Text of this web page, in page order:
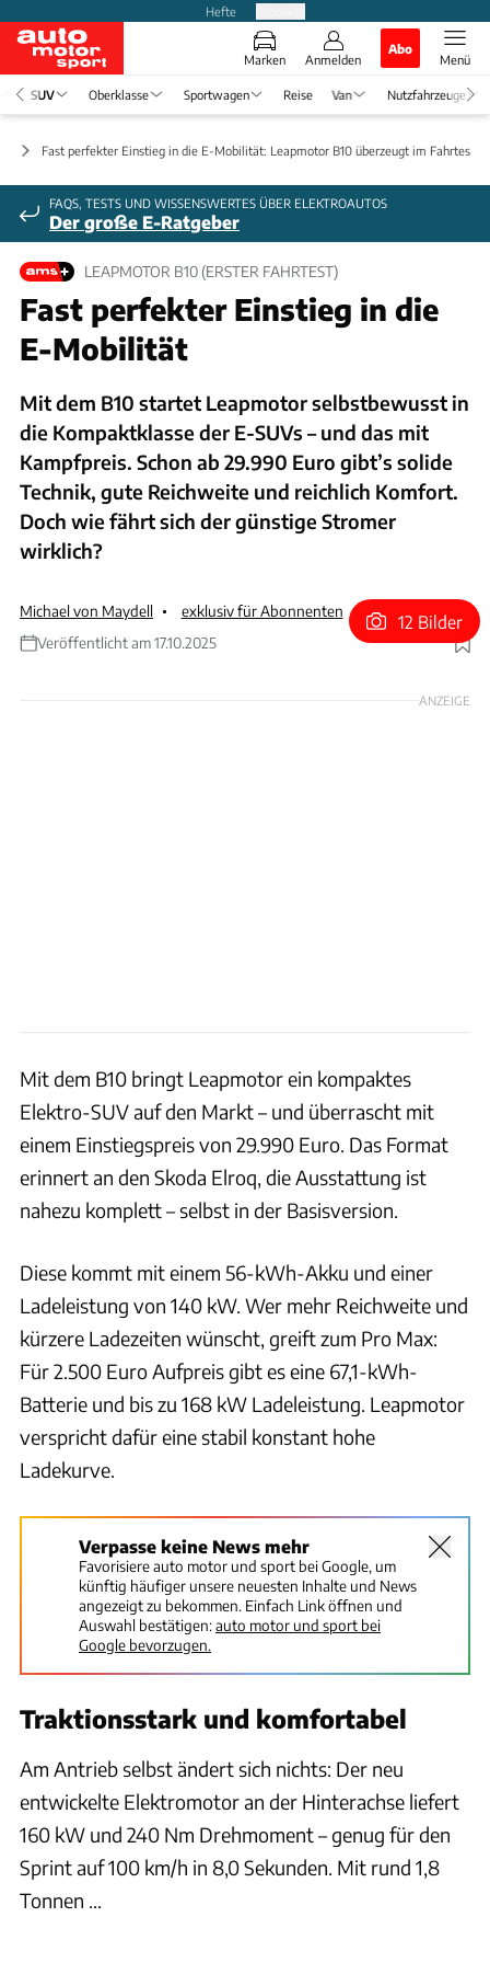
Hefte
Marken Anmelden
Abo
Menü
SUV Oberklasse Sportwagen Reise Van Nutzfahrzeuge
Fast perfekter Einstieg in die E-Mobilität: Leapmotor B10 überzeugt im Fahrtest
FAQS, TESTS UND WISSENSWERTES ÜBER ELEKTROAUTOS
Der große E-Ratgeber
LEAPMOTOR B10 (ERSTER FAHRTEST)
Fast perfekter Einstieg in die
E-Mobilität
Mit dem B10 startet Leapmotor selbstbewusst in
die Kompaktklasse der E-SUVs – und das mit
Kampfpreis. Schon ab 29.990 Euro gibt’s solide
Technik, gute Reichweite und reichlich Komfort.
Doch wie fährt sich der günstige Stromer
wirklich?
Michael von Maydell
exklusiv für Abonnenten
Veröffentlicht am 17.10.2025
Foto: Leapmotor
12 Bilder
ANZEIGE
Mit dem B10 bringt Leapmotor ein kompaktes
Elektro-SUV auf den Markt – und überrascht mit
einem Einstiegspreis von 29.990 Euro. Das Format
erinnert an den Skoda Elroq, die Ausstattung ist
nahezu komplett – selbst in der Basisversion.
Diese kommt mit einem 56-kWh-Akku und einer
Ladeleistung von 140 kW. Wer mehr Reichweite und
kürzere Ladezeiten wünscht, greift zum Pro Max:
Für 2.500 Euro Aufpreis gibt es eine 67,1-kWh-
Batterie und bis zu 168 kW Ladeleistung. Leapmotor
verspricht dafür eine stabil konstant hohe
Ladekurve.
Verpasse keine News mehr
Favorisiere auto motor und sport bei Google, um
künftig häufiger unsere neuesten Inhalte und News
angezeigt zu bekommen. Einfach Link öffnen und
Auswahl bestätigen:auto motor und sport bei
Google bevorzugen.
Traktionsstark und komfortabel
Am Antrieb selbst ändert sich nichts: Der neu
entwickelte Elektromotor an der Hinterachse liefert
160 kW und 240 Nm Drehmoment – genug für den
Sprint auf 100 km/h in 8,0 Sekunden. Mit rund 1,8
Tonnen ...